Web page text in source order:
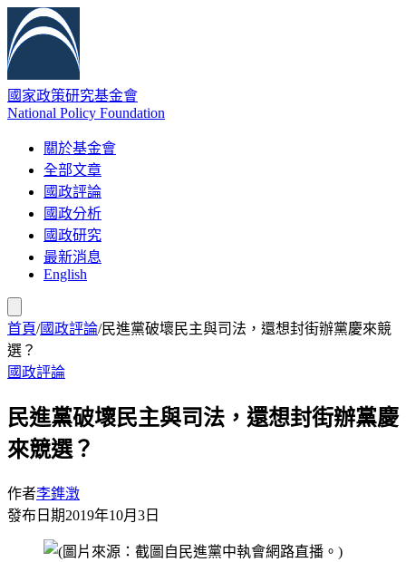
國家政策研究基金會
National Policy Foundation
關於基金會
全部文章
國政評論
國政分析
國政研究
最新消息
English
首頁/國政評論/民進黨破壞民主與司法，還想封街辦黨慶來競
選？
國政評論
民進黨破壞民主與司法，還想封街辦黨慶
來競選？
作者李鎨澂
發布日期2019年10月3日